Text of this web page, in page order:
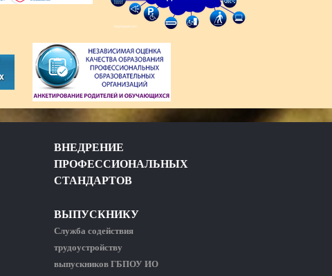
ВНЕДРЕНИЕ
ПРОФЕССИОНАЛЬНЫХ
СТАНДАРТОВ
ВЫПУСКНИКУ
Служба содействия
трудоустройству
выпускников ГБПОУ ИО